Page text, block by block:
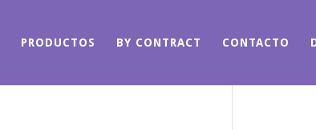
PRODUCTOS BY CONTRACT CONTACTO